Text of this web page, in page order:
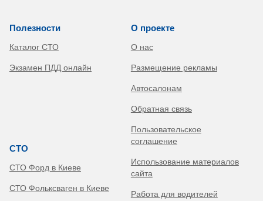
Полезности
Каталог СТО
Экзамен ПДД онлайн
СТО
СТО Форд в Киеве
СТО Фольксваген в Киеве
О проекте
О нас
Размещение рекламы
Автосалонам
Обратная связь
Пользовательское
соглашение
Использование материалов
сайта
Работа для водителей